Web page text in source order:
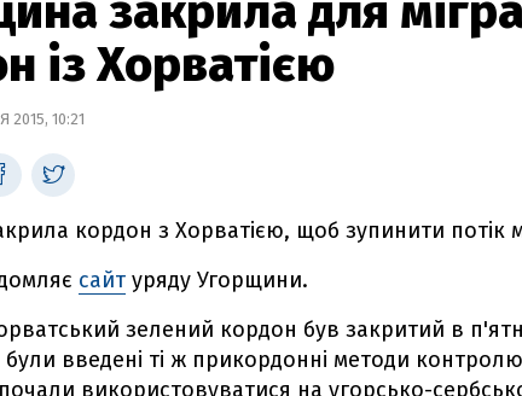
закрила для
із Хорватією
2015, 10:21
кордон з Хорватією, щоб зупинити потік
сайт уряду Угорщини.
зелений кордон був закритий в
були введені ті ж прикордонні методи
використовуватися на угорсько-